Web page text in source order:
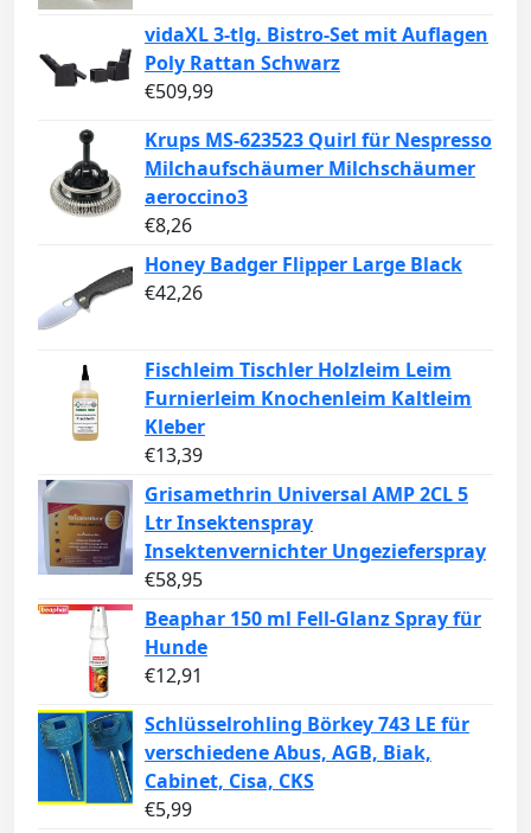
vidaXL 3-tlg. Bistro-Set mit Auflagen
Poly Rattan Schwarz
€509,99
Krups MS-623523 Quirl für Nespresso
Milchaufschäumer Milchschäumer
aeroccino3
€8,26
Honey Badger Flipper Large Black
€42,26
Fischleim Tischler Holzleim Leim
Furnierleim Knochenleim Kaltleim
Kleber
€13,39
Grisamethrin Universal AMP 2CL 5
Ltr Insektenspray
Insektenvernichter Ungezieferspray
€58,95
Beaphar 150 ml Fell-Glanz Spray für
Hunde
€12,91
Schlüsselrohling Börkey 743 LE für
verschiedene Abus, AGB, Biak,
Cabinet, Cisa, CKS
€5,99